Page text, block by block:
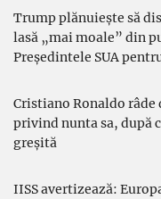
Trump plănuiește să
lasă „mai moale” din
Președintele SUA
Cristiano Ronaldo
privind nunta sa, după
greșită
IISS avertizează: